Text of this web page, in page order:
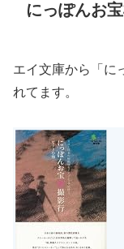
にっぽんお
エイ文庫から「に
れてます。